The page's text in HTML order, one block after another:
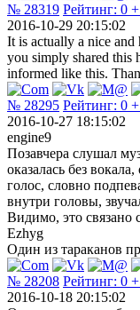
№ 28319 Рейтинг: 0
2016-10-29 20:15:02
It is actually a nice
you simply shared this
informed like this.
№ 28295 Рейтинг: 0
2016-10-27 18:15:02
engine9
Позавчера слушал
оказалась без
голос, словно
внутри головы,
Видимо, это связано
Ezhyg
Один из тараканов
№ 28208 Рейтинг: 0
2016-10-18 20:15:02